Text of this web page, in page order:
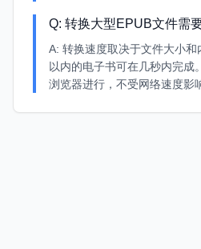
Q: 转换大型EPUB文件需
A: 转换速度取决于文件大小
以内的电子书可在几秒内完成
浏览器进行，不受网络速度影